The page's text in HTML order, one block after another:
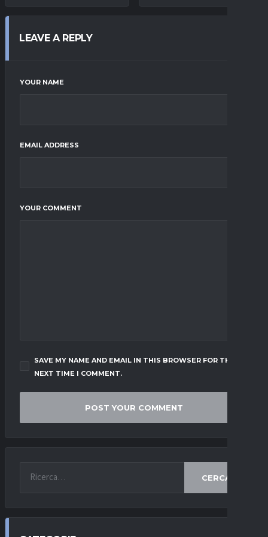
LEAVE A REPLY
YOUR NAME
EMAIL ADDRESS
YOUR COMMENT
SAVE MY NAME AND EMAIL IN THIS BROWSER FOR THE
NEXT TIME I COMMENT.
CERCA